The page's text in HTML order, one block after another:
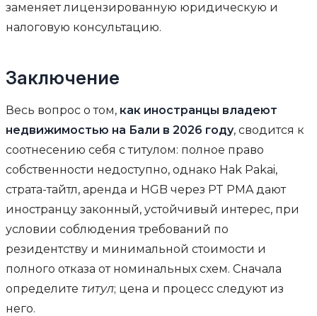
заменяет лицензированную юридическую и
налоговую консультацию.
Заключение
Весь вопрос о том, как иностранцы владеют
недвижимостью на Бали в 2026 году, сводится к
соотнесению себя с титулом: полное право
собственности недоступно, однако Hak Pakai,
страта-тайтл, аренда и HGB через PT PMA дают
иностранцу законный, устойчивый интерес, при
условии соблюдения требований по
резидентству и минимальной стоимости и
полного отказа от номинальных схем. Сначала
определите титул; цена и процесс следуют из
него.